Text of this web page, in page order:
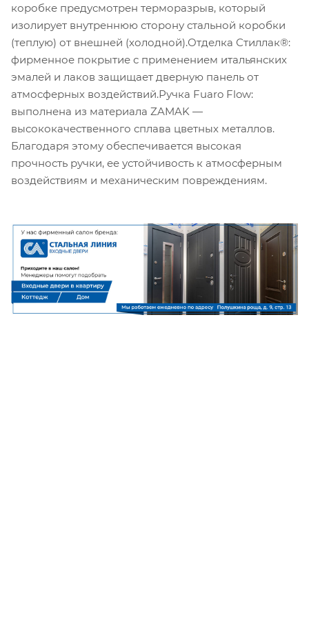
коробке предусмотрен терморазрыв, который
изолирует внутреннюю сторону стальной коробки
(теплую) от внешней (холодной).Отделка Стиллак®:
фирменное покрытие с применением итальянских
эмалей и лаков защищает дверную панель от
атмосферных воздействий.Ручка Fuaro Flow:
выполнена из материала ZAMAK —
высококачественного сплава цветных металлов.
Благодаря этому обеспечивается высокая
прочность ручки, ее устойчивость к атмосферным
воздействиям и механическим повреждениям.